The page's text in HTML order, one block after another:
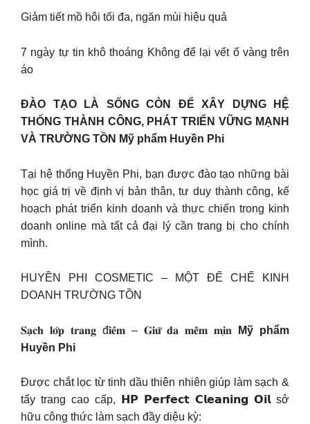
Giảm tiết mồ hôi tối đa, ngăn mùi hiệu quả
7 ngày tự tin khô thoáng Không để lại vết ố vàng trên
áo
ĐÀO TẠO LÀ SỐNG CÒN ĐỂ XÂY DỰNG HỆ
THỐNG THÀNH CÔNG, PHÁT TRIỂN VỮNG MẠNH
VÀ TRƯỜNG TỒN Mỹ phẩm Huyền Phi
Tại hệ thống Huyền Phi, bạn được đào tạo những bài
học giá trị về định vị bản thân, tư duy thành công, kế
hoạch phát triển kinh doanh và thực chiến trong kinh
doanh online mà tất cả đại lý cần trang bị cho chính
mình.
HUYỀN PHI COSMETIC – MỘT ĐẾ CHẾ KINH
DOANH TRƯỜNG TỒN
𝐒𝐚̣𝐜𝐡 𝐥𝐨̛́𝐩 𝐭𝐫𝐚𝐧𝐠 đ𝐢𝐞̂̉𝐦 – 𝐆𝐢𝐮̛̃ 𝐝𝐚 𝐦𝐞̂̀𝐦 𝐦𝐢̣𝐧
Mỹ phẩm
Huyền Phi
Được chắt lọc từ tinh dầu thiên nhiên giúp làm sạch &
tẩy trang cao cấp, 𝗛𝗣 𝗣𝗲𝗿𝗳𝗲𝗰𝘁 𝗖𝗹𝗲𝗮𝗻𝗶𝗻𝗴 𝗢𝗶𝗹 sở
hữu công thức làm sạch đầy diệu kỳ: